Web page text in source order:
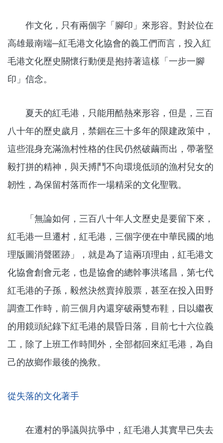
作文化，只有兩個字「腳印」來形容。對於位在
高雄最南端─紅毛港文化協會的義工們而言，投入紅
毛港文化歷史關懷行動便是抱持著這樣「一步一腳
印」信念。
夏天的紅毛港，只能用酷熱來形容，但是，三百
八十年的歷史歲月，禁錮在三十多年的限建政策中，
這些混身充滿漁村性格的住民仍然破繭而出，帶著堅
毅打拼的精神，與天搏鬥不向環境低頭的漁村兒女的
韌性，為保留村落而作一場精采的文化聖戰。
「無論如何，三百八十年人文歷史是要留下來，
紅毛港一旦遷村，紅毛港，三個字便在中華民國的地
理版圖消聲匿跡」，就是為了這兩項理由，紅毛港文
化協會創會元老，也是協會的總幹事洪瑤昌，第七代
紅毛港的子孫，毅然決然賣掉股票，甚至在投入田野
調查工作時，前三個月內還穿破兩雙布鞋，日以繼夜
的用鏡頭紀錄下紅毛港的晨昏日落，目前七十六位義
工，除了上班工作時間外，全部都回來紅毛港，為自
己的故鄉作最後的挽救。
從失落的文化著手
在遷村的爭議與抗爭中，紅毛港人其實早已失去